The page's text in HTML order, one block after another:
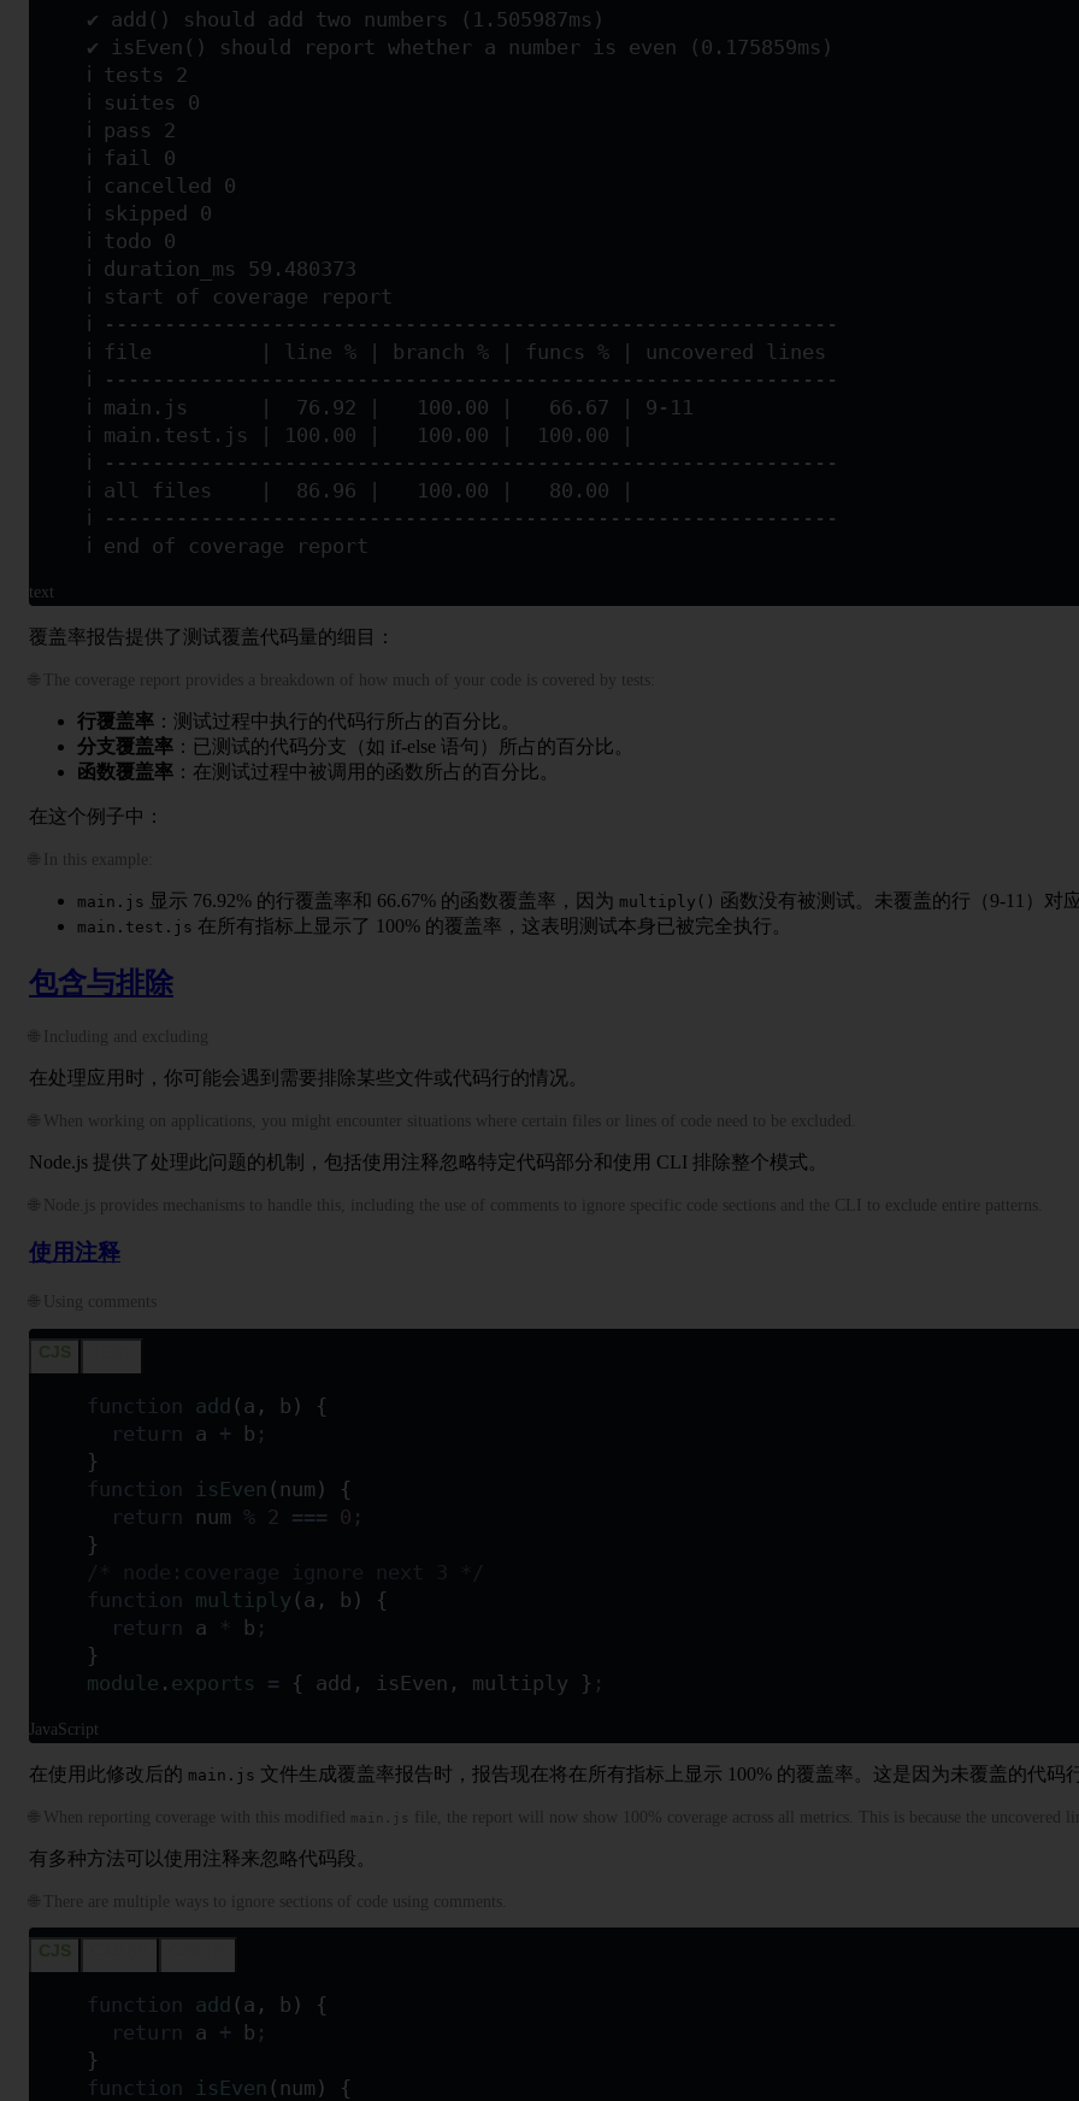
✔ add() should add two numbers (1.505987ms)
✔ isEven() should report whether a number is even (0.175859ms)
ℹ tests 2
ℹ suites 0
ℹ pass 2
ℹ fail 0
ℹ cancelled 0
ℹ skipped 0
ℹ todo 0
ℹ duration_ms 59.480373
ℹ start of coverage report
ℹ -------------------------------------------------------------
ℹ file         | line % | branch % | funcs % | uncovered lines
ℹ -------------------------------------------------------------
ℹ main.js      |  76.92 |   100.00 |   66.67 | 9-11
ℹ main.test.js | 100.00 |   100.00 |  100.00 |
ℹ -------------------------------------------------------------
ℹ all files    |  86.96 |   100.00 |   80.00 |
ℹ -------------------------------------------------------------
ℹ end of coverage report
text
覆盖率报告提供了测试覆盖代码量的细目：
🌐 The coverage report provides a breakdown of how much of your code is covered by tests:
行覆盖率 ：测试过程中执行的代码行所占的百分比。
分支覆盖率 ：已测试的代码分支（如 if-else 语句）所占的百分比。
函数覆盖率 ：在测试过程中被调用的函数所占的百分比。
在这个例子中：
🌐 In this example:
main.js 显示 76.92% 的行覆盖率和 66.67% 的函数覆盖率，因为 multiply() 函数没有被测试。未覆盖的行（9-11）对
main.test.js 在所有指标上显示了 100% 的覆盖率，这表明测试本身已被完全执行。
包含与排除
🌐 Including and excluding
在处理应用时，你可能会遇到需要排除某些文件或代码行的情况。
🌐 When working on applications, you might encounter situations where certain files or lines of code need to be excluded.
Node.js 提供了处理此问题的机制，包括使用注释忽略特定代码部分和使用 CLI 排除整个模式。
🌐 Node.js provides mechanisms to handle this, including the use of comments to ignore specific code sections and the CLI to exclude entire patterns.
使用注释
🌐 Using comments
CJS
function add ( a , b )
{
  return
a + b ;
}
function isEven ( num )
{
  return
num % 2 === 0 ;
}
/* node:coverage ignore next 3 */
function multiply ( a , b )
{
  return
a * b ;
}
module . exports = { add , isEven , multiply } ;
JavaScript
在使用此修改后的 main.js 文件生成覆盖率报告时，报告现在将在所有指标上显示 100% 的覆盖率。这是因为未覆盖的代码
🌐 When reporting coverage with this modified main.js file, the report will now show 100% coverage across all metrics. This is because the uncovered
有多种方法可以使用注释来忽略代码段。
🌐 There are multiple ways to ignore sections of code using comments.
CJS
function add ( a , b )
{
  return
a + b ;
}
function isEven ( num ) {